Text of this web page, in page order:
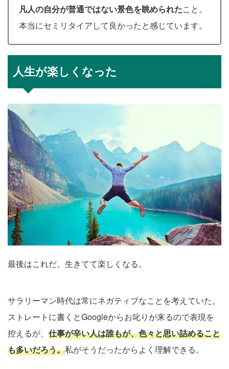
凡人の自分が普通ではない景色を眺められたこと。
本当にセミリタイアして良かったと感じています。
人生が楽しくなった
最後はこれだ。生きてて楽しくなる。
サラリーマン時代は常にネガティブなことを考えていた。
ストレートに書くとGoogleからお叱りが来るので表現を
控えるが、 仕事が辛い人は誰もが、色々と思い詰めること
も多いだろう。私がそうだったからよく理解できる。